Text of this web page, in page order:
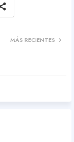
MÁS RECIENTES